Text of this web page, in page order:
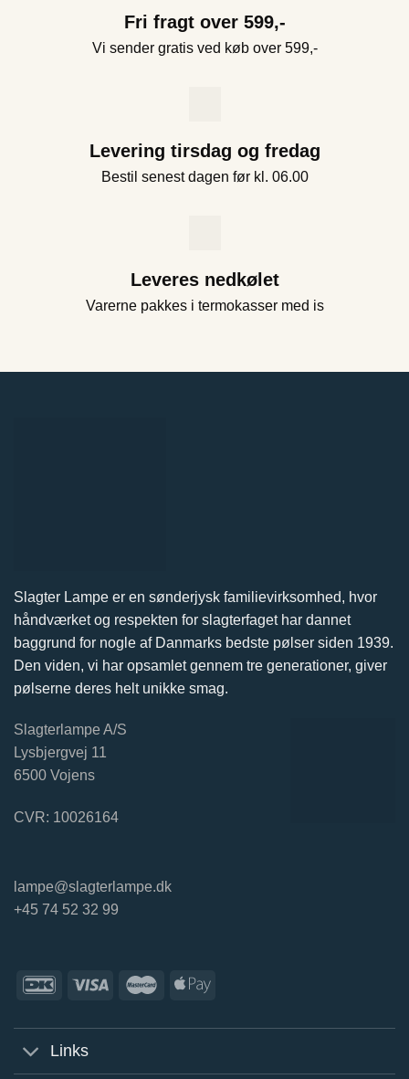
Fri fragt over 599,-
Vi sender gratis ved køb over 599,-
Levering tirsdag og fredag
Bestil senest dagen før kl. 06.00
Leveres nedkølet
Varerne pakkes i termokasser med is
Slagter Lampe er en sønderjysk familievirksomhed, hvor
håndværket og respekten for slagterfaget har dannet
baggrund for nogle af Danmarks bedste pølser siden 1939.
Den viden, vi har opsamlet gennem tre generationer, giver
pølserne deres helt unikke smag.
Slagterlampe A/S
Lysbjergvej 11
6500 Vojens
CVR: 10026164
lampe@slagterlampe.dk
+45 74 52 32 99
Links